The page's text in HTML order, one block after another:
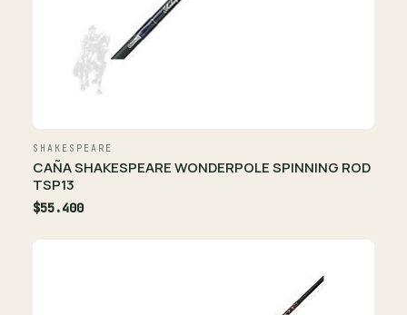
SHAKESPEARE
CAÑA SHAKESPEARE WONDERPOLE SPINNING ROD
TSP13
$55.400